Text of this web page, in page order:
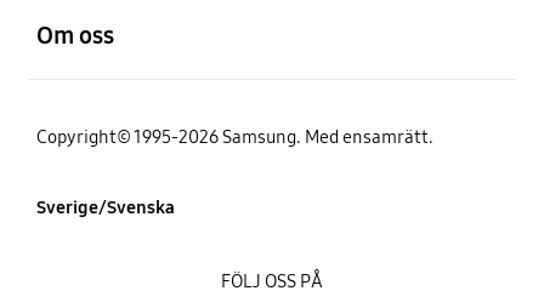
Om oss
Copyright© 1995-2026 Samsung. Med ensamrätt.
Sverige/Svenska
FÖLJ OSS PÅ